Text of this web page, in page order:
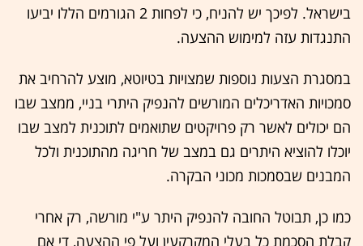
בישראל. לפיכך יש להניח, כי לפחות 2 הגורמים הללו יביעו
התנגדות עזה למימוש ההצעה.
במסגרת הצעות נוספות שמצויות בטיוטא, מוצע להרחיב את
סמכויות האדריכלים המורשים להנפיק היתרי בניי, ממצב שבו
הם יכולים לאשר רק פרויקטים שתואמים לתוכנית למצב שבו
יוכלו להוציא היתרים גם במצב של חריגה מהתוכנית ולכל
המבנים שבסמכות מכוני הבקרה.
כמו כן, תבוטל החובה להנפיק היתר ע"י מורשה, רק אחרי
קבלת הסכמת כל בעלי המקרקעין ועל פי ההצעה, די אם